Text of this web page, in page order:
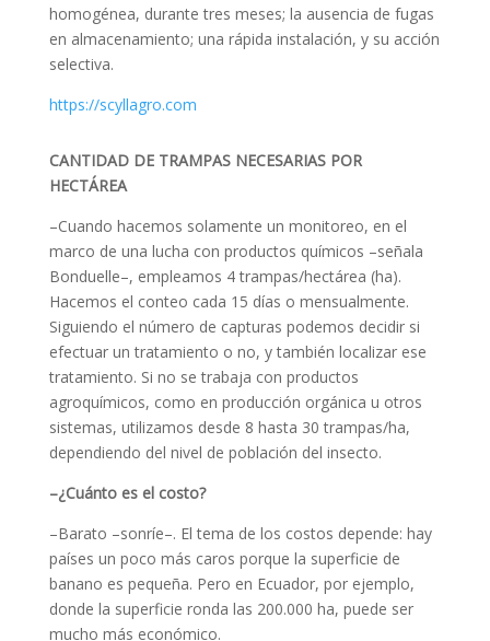
homogénea, durante tres meses; la ausencia de fugas
en almacenamiento; una rápida instalación, y su acción
selectiva.
https://scyllagro.com
CANTIDAD DE TRAMPAS NECESARIAS POR
HECTÁREA
–Cuando hacemos solamente un monitoreo, en el
marco de una lucha con productos químicos –señala
Bonduelle–, empleamos 4 trampas/hectárea (ha).
Hacemos el conteo cada 15 días o mensualmente.
Siguiendo el número de capturas podemos decidir si
efectuar un tratamiento o no, y también localizar ese
tratamiento. Si no se trabaja con productos
agroquímicos, como en producción orgánica u otros
sistemas, utilizamos desde 8 hasta 30 trampas/ha,
dependiendo del nivel de población del insecto.
–¿Cuánto es el costo?
–Barato –sonríe–. El tema de los costos depende: hay
países un poco más caros porque la superficie de
banano es pequeña. Pero en Ecuador, por ejemplo,
donde la superficie ronda las 200.000 ha, puede ser
mucho más económico.